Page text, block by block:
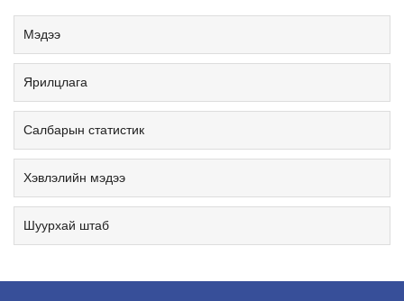
Мэдээ
Ярилцлага
Салбарын статистик
Хэвлэлийн мэдээ
Шуурхай штаб